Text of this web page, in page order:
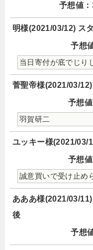
予想値：
明様(2021/03/12) ス
予想
当日寄付が底でじり
菅聖帝様(2021/03/
予想
羽賀研二
ユッキー様(2021/03/
予想
誠意買いで受け止め
あああ様(2021/03/
後
予想